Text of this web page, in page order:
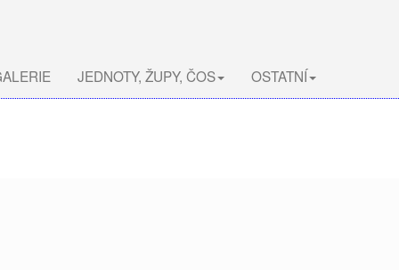
JEDNOTY, ŽUPY, ČOS OSTATNÍ